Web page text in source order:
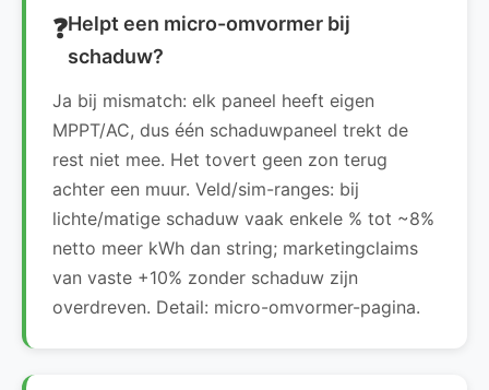
Helpt een micro-omvormer bij
schaduw?
Ja bij mismatch: elk paneel heeft eigen
MPPT/AC, dus één schaduwpaneel trekt de
rest niet mee. Het tovert geen zon terug
achter een muur. Veld/sim-ranges: bij
lichte/matige schaduw vaak enkele % tot ~8%
netto meer kWh dan string; marketingclaims
van vaste +10% zonder schaduw zijn
overdreven. Detail: micro-omvormer-pagina.